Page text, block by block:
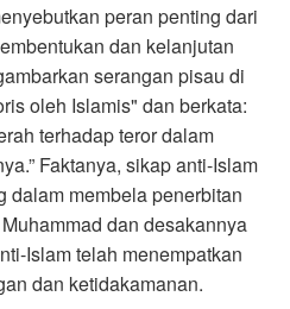
peran penting dari
dan kelanjutan
serangan pisau di
oleh Islamis" dan berkata:
terhadap teror dalam
Faktanya, sikap anti-Islam
dalam membela penerbitan
dan desakannya
Islam telah menempatkan
dan ketidakamanan.